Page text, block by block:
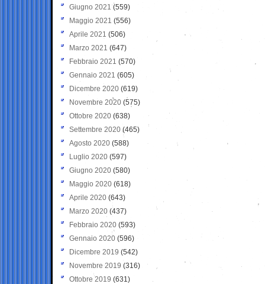
Giugno 2021(559)
Maggio 2021 (556)
Aprile 2021 (506)
Marzo 2021 (647)
Febbraio 2021 (570)
Gennaio 2021 (605)
Dicembre 2020 (619)
Novembre 2020 (575)
Ottobre 2020 (638)
Settembre 2020(465)
Agosto 2020 (588)
Luglio 2020 (597)
Giugno 2020 (580)
Maggio 2020 (618)
Aprile 2020 (643)
Marzo 2020 (437)
Febbraio 2020 (593)
Gennaio 2020 (596)
Dicembre 2019 (542)
Novembre 2019 (316)
Ottobre 2019 (631)